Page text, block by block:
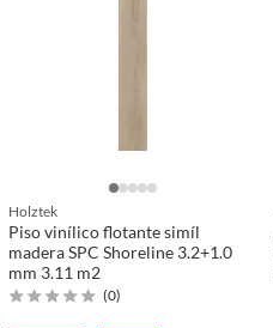
Holztek
Piso vinílico flotante simíl
madera SPC Shoreline 3.2+1.0
mm 3.11 m2
(0)